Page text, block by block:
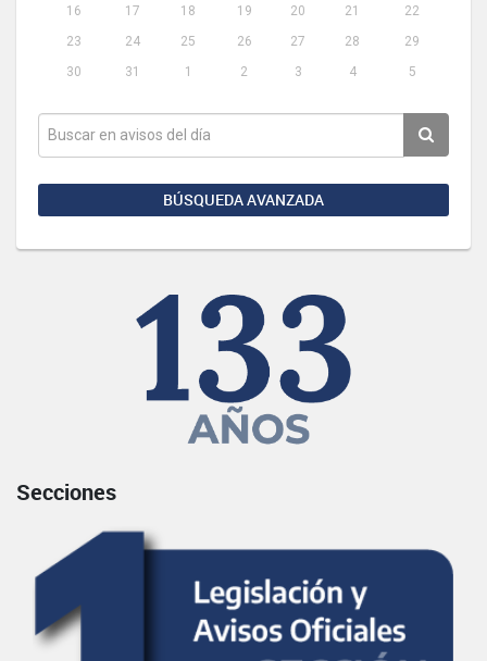
16
17 18 19 20 21
22
23
24 25 26 27 28
29
30
31 1 2 3 4 5
BÚSQUEDA AVANZADA
Secciones